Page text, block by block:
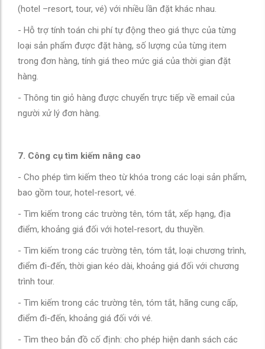
(hotel –resort, tour, vé) với nhiều lần đặt khác nhau.
- Hỗ trợ tính toán chi phí tự động theo giá thực của từng
loại sản phẩm được đặt hàng, số lượng của từng item
trong đơn hàng, tính giá theo mức giá của thời gian đặt
hàng.
- Thông tin giỏ hàng được chuyển trực tiếp về email của
người xử lý đơn hàng.
7. Công cụ tìm kiếm nâng cao
- Cho phép tìm kiếm theo từ khóa trong các loại sản phẩm,
bao gồm tour, hotel-resort, vé.
- Tìm kiếm trong các trường tên, tóm tắt, xếp hạng, địa
điểm, khoảng giá đối với hotel-resort, du thuyền.
- Tìm kiếm trong các trường tên, tóm tắt, loại chương trình,
điểm đi-đến, thời gian kéo dài, khoảng giá đối với chương
trình tour.
- Tìm kiếm trong các trường tên, tóm tắt, hãng cung cấp,
điểm đi-đến, khoảng giá đối với vé.
- Tìm theo bản đồ cố định: cho phép hiện danh sách các